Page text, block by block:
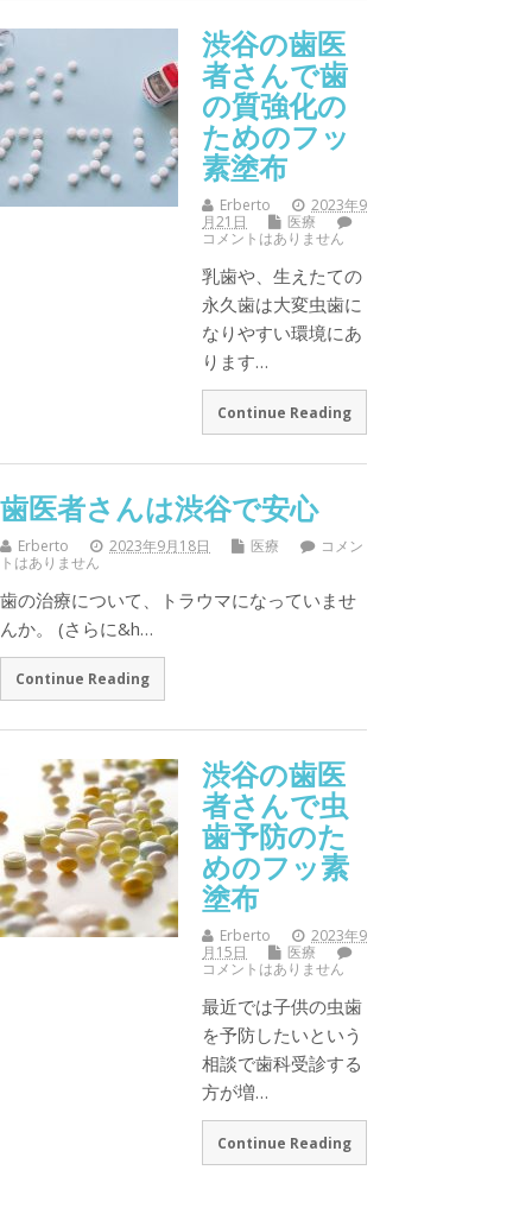
渋谷の歯医
者さんで歯
の質強化の
ためのフッ
素塗布
Erberto
2023年9
月21日
医療
コメントはありません
乳歯や、生えたての
永久歯は大変虫歯に
なりやすい環境にあ
ります…
Continue Reading
歯医者さんは渋谷で安心
Erberto 2023年9月18日 医療
コメン
トはありません
歯の治療について、トラウマになっていませ
んか。 (さらに&h…
Continue Reading
渋谷の歯医
者さんで虫
歯予防のた
めのフッ素
塗布
Erberto
2023年9
月15日
医療
コメントはありません
最近では子供の虫歯
を予防したいという
相談で歯科受診する
方が増…
Continue Reading